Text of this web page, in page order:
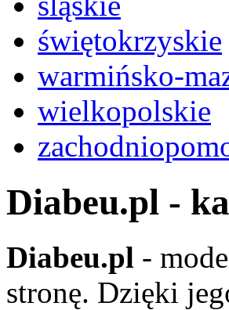
świętokrzyskie
warmińsko-
wielkopolskie
Diabeu.pl -
Diabeu.pl -
stronę. Dzięki